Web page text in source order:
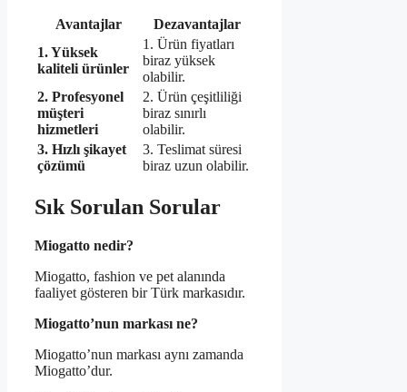
Avantajlar
Dezavantajlar
1. Yüksek
kaliteli ürünler
1. Ürün fiyatları
biraz yüksek
olabilir.
2. Profesyonel
müşteri
hizmetleri
2. Ürün çeşitliliği
biraz sınırlı
olabilir.
3. Hızlı şikayet
çözümü
3. Teslimat süresi
biraz uzun olabilir.
Sık Sorulan Sorular
Miogatto nedir?
Miogatto, fashion ve pet alanında
faaliyet gösteren bir Türk markasıdır.
Miogatto’nun markası ne?
Miogatto’nun markası aynı zamanda
Miogatto’dur.